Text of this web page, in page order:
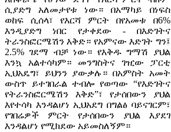
ሲያድግ አለመታየቱ ነው። በአማካይ በነፍስ
ወከፍ ሲሰላ፣ የእርሻ ምርት በየአመቱ በ6%
እንዲያድግ ነበር የታቀደው - በእድገትና
ትራንስፎርሜሽን እቅድ። የአምናው እድገት ግን፤
2.5% ገደማ ብቻ ነው። የእቅዱ ግማሽ ያህል
እንኳ አልተሳካም። መንግስትና ገዢው ፓርቲ
ኢህአዴግ፣ ይህንን ያውቃሉ። በአምስት አመት
ውስጥ ይተገበራል ተብሎ የወጣው “የእድገትና
የትራንስፎርሜሽን እቅድ”፣ የታሰበውን ያህል
እየተሳካ እንዳልሆነ ኢህአደግ በግልፅ ባይናገርም፣
የገበሬዎች ምርት የታሰበውን ያህል እያደገ
እንዳልሆነ የሚክደው አይመስለኝም።